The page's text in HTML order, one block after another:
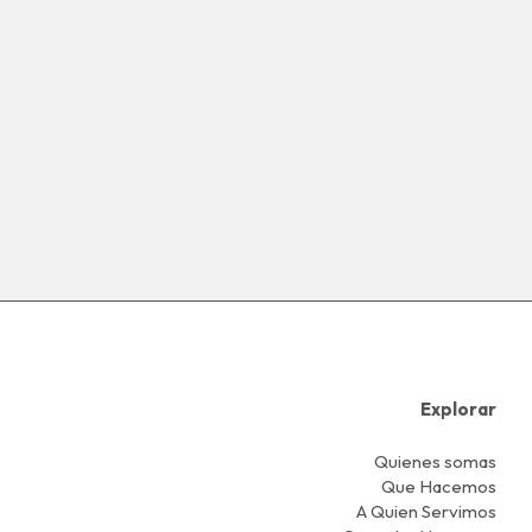
Explorar
Quienes somas
Que Hacemos
A Quien Servimos